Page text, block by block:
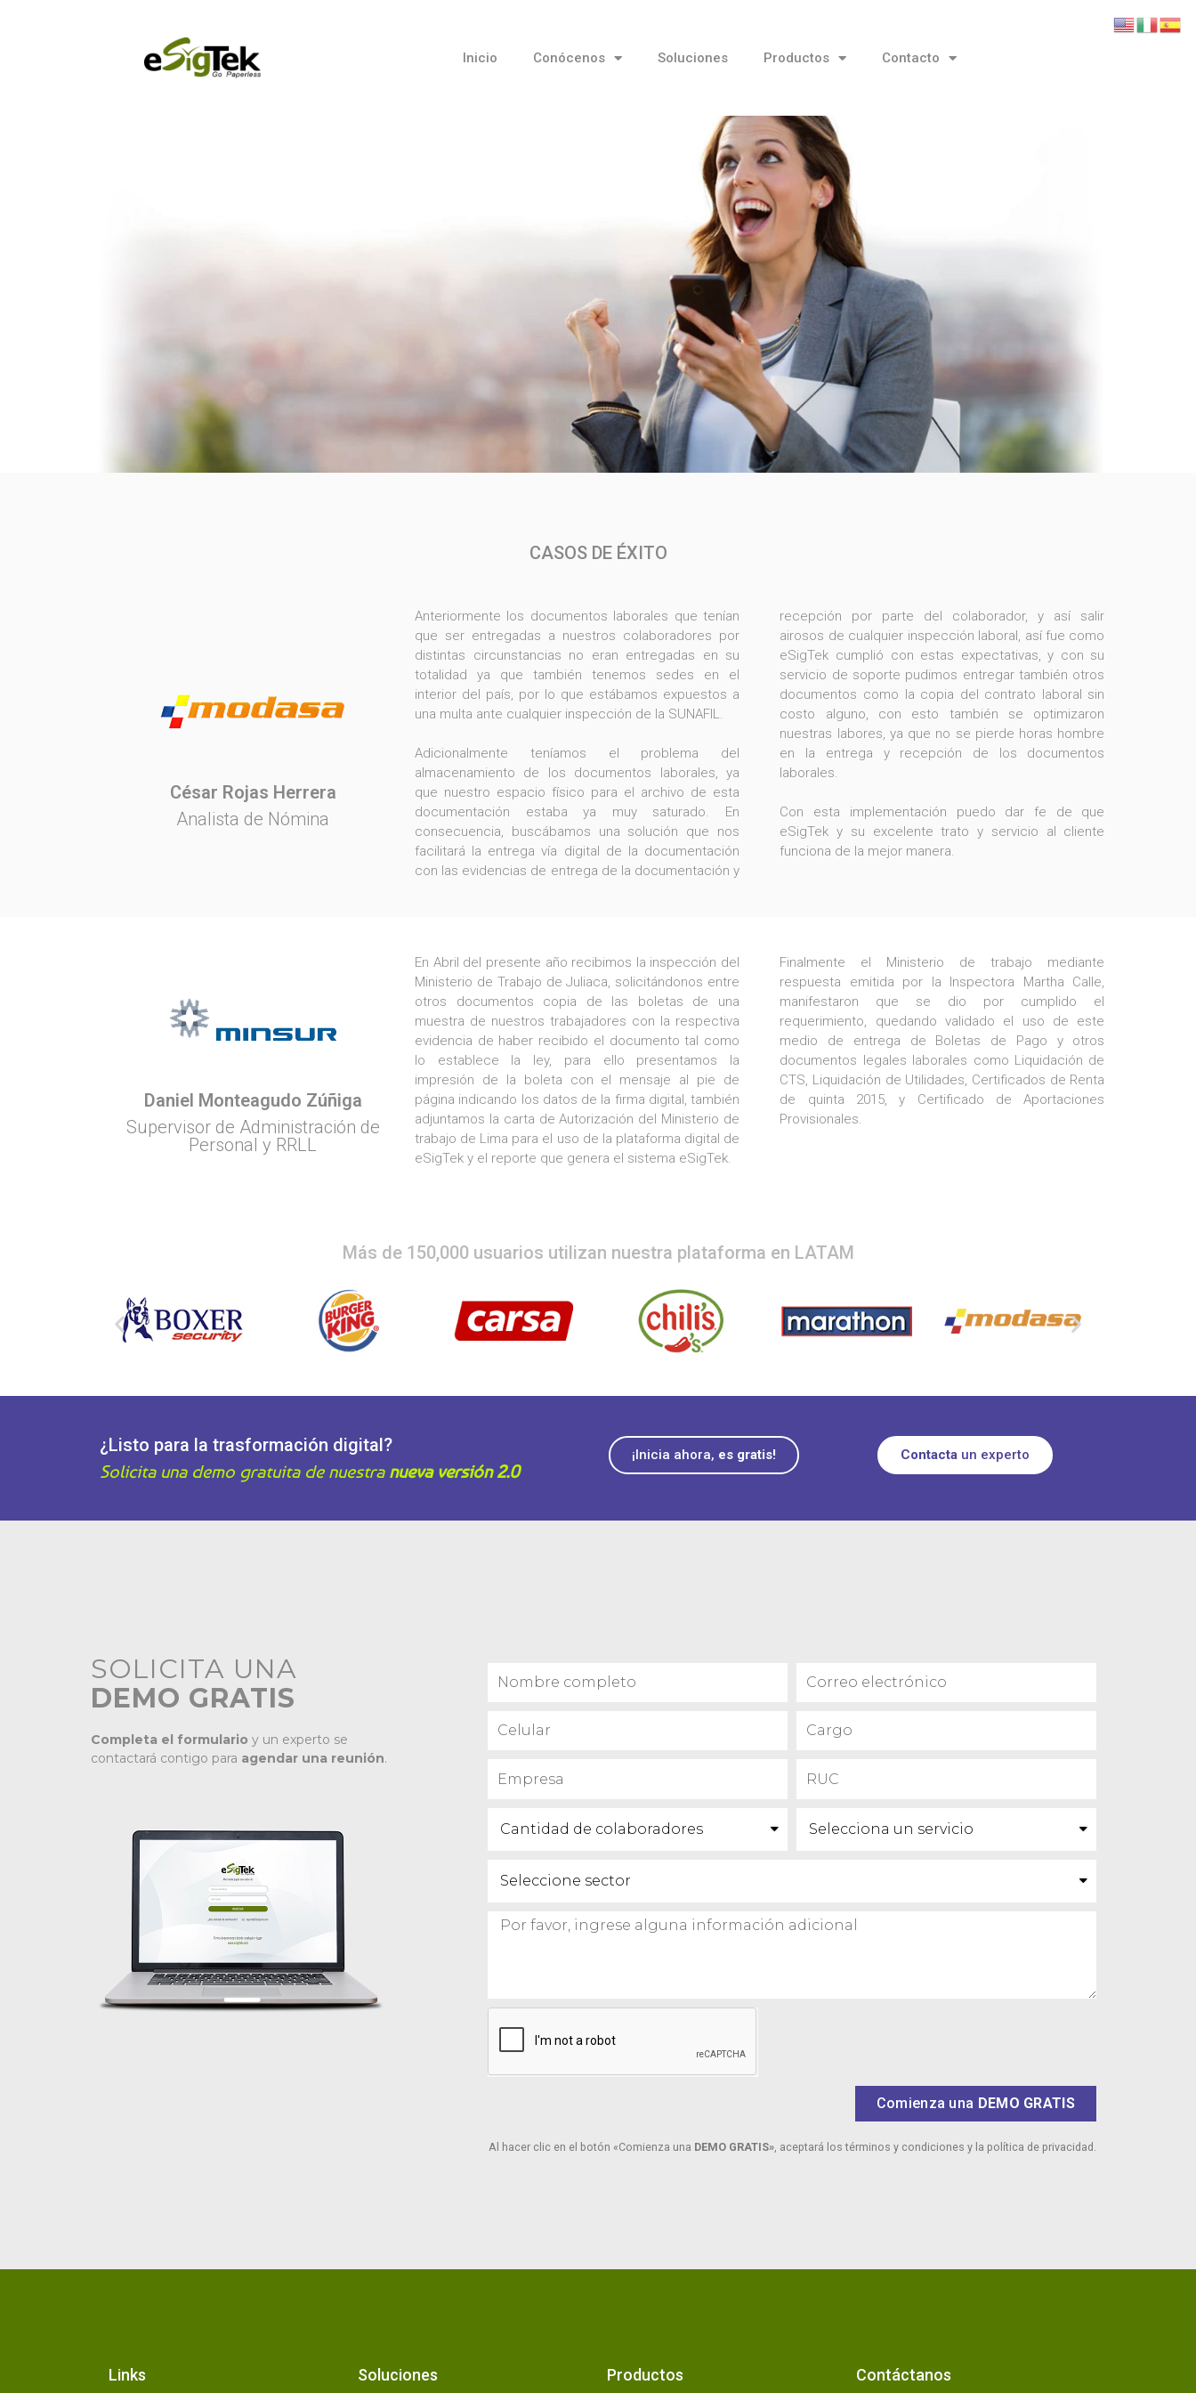
Inicio Conócenos Soluciones Productos Contacto
CASOS DE ÉXITO
César Rojas Herrera
Analista de Nómina
Anteriormente los documentos laborales que tenían
que ser entregadas a nuestros colaboradores por
distintas circunstancias no eran entregadas en su
totalidad ya que también tenemos sedes en el
interior del país, por lo que estábamos expuestos a
una multa ante cualquier inspección de la SUNAFIL.
Adicionalmente teníamos el problema del
almacenamiento de los documentos laborales, ya
que nuestro espacio físico para el archivo de esta
documentación estaba ya muy saturado. En
consecuencia, buscábamos una solución que nos
facilitará la entrega vía digital de la documentación
con las evidencias de entrega de la documentación y
recepción por parte del colaborador, y así salir
airosos de cualquier inspección laboral, así fue como
eSigTek cumplió con estas expectativas, y con su
servicio de soporte pudimos entregar también otros
documentos como la copia del contrato laboral sin
costo alguno, con esto también se optimizaron
nuestras labores, ya que no se pierde horas hombre
en la entrega y recepción de los documentos
laborales.
Con esta implementación puedo dar fe de que
eSigTek y su excelente trato y servicio al cliente
funciona de la mejor manera.
Daniel Monteagudo Zúñiga
Supervisor de Administración de
Personal y RRLL
En Abril del presente año recibimos la inspección del
Ministerio de Trabajo de Juliaca, solicitándonos entre
otros documentos copia de las boletas de una
muestra de nuestros trabajadores con la respectiva
evidencia de haber recibido el documento tal como
lo establece la ley, para ello presentamos la
impresión de la boleta con el mensaje al pie de
página indicando los datos de la firma digital, también
adjuntamos la carta de Autorización del Ministerio de
trabajo de Lima para el uso de la plataforma digital de
eSigTek y el reporte que genera el sistema eSigTek.
Finalmente el Ministerio de trabajo mediante
respuesta emitida por la Inspectora Martha Calle,
manifestaron que se dio por cumplido el
requerimiento, quedando validado el uso de este
medio de entrega de Boletas de Pago y otros
documentos legales laborales como Liquidación de
CTS, Liquidación de Utilidades, Certificados de Renta
de quinta 2015, y Certificado de Aportaciones
Provisionales.
Más de 150,000 usuarios utilizan nuestra plataforma en LATAM
¿Listo para la trasformación digital?
Solicita una demo gratuita de nuestra nueva versión 2.0
¡Inicia ahora, es gratis! Contacta un experto
SOLICITA UNA
DEMO GRATIS
Completa el formulario y un experto se
contactará contigo para agendar una reunión.
Comienza una DEMO GRATIS
Al hacer clic en el botón «Comienza una DEMO GRATIS», aceptará los términos y condiciones y la política de privacidad.
Links Soluciones Productos Contáctanos